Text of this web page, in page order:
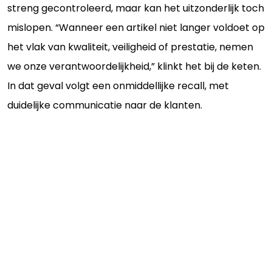
streng gecontroleerd, maar kan het uitzonderlijk toch
mislopen. “Wanneer een artikel niet langer voldoet op
het vlak van kwaliteit, veiligheid of prestatie, nemen
we onze verantwoordelijkheid,” klinkt het bij de keten.
In dat geval volgt een onmiddellijke recall, met
duidelijke communicatie naar de klanten.